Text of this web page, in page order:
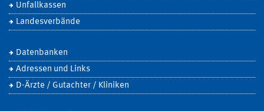
Unfallkassen
Landesverbände
Datenbanken
Adressen und Links
D-Ärzte / Gutachter / Kliniken